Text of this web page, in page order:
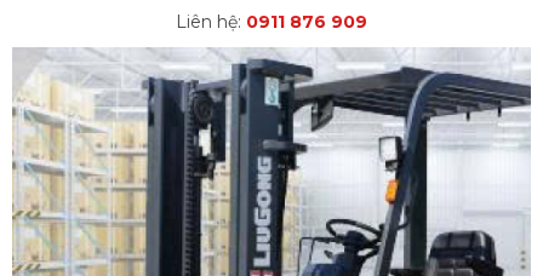
Liên hệ: 0911 876 909